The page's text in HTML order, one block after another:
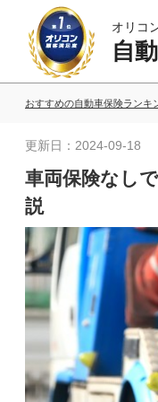
オリコ
自
おすすめの自動車保険ランキ
更新日：2024-09-18
車両保険なし
説